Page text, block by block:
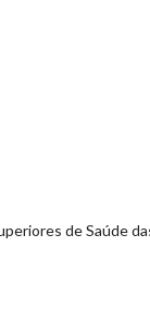
de Saúde